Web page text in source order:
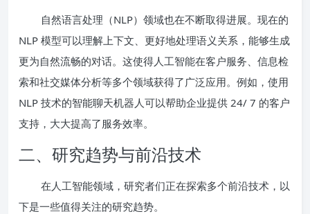
自然语言处理（NLP）领域也在不断取得进展。现在的
NLP 模型可以理解上下文、更好地处理语义关系，能够生成
更为自然流畅的对话。这使得人工智能在客户服务、信息检
索和社交媒体分析等多个领域获得了广泛应用。例如，使用
NLP 技术的智能聊天机器人可以帮助企业提供 24/ 7 的客户
支持，大大提高了服务效率。
二、研究趋势与前沿技术
在人工智能领域，研究者们正在探索多个前沿技术，以
下是一些值得关注的研究趋势。